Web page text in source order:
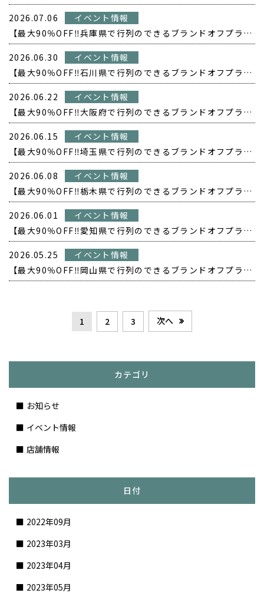
2026.07.06
イベント情報
【最大90％OFF‼️兵庫県で行列のできるブランドオフプライス POPUP開催❗️】
2026.06.30
イベント情報
【最大90％OFF‼️石川県で行列のできるブランドオフプライス POPUP開催❗️】
2026.06.22
イベント情報
【最大90％OFF‼️大阪府で行列のできるブランドオフプライス POPUP開催❗️】
2026.06.15
イベント情報
【最大90％OFF‼️埼玉県で行列のできるブランドオフプライス POPUP開催❗️】
2026.06.08
イベント情報
【最大90％OFF‼️栃木県で行列のできるブランドオフプライス POPUP開催❗️】
2026.06.01
イベント情報
【最大90％OFF‼️愛知県で行列のできるブランドオフプライス POPUP開催❗️】
2026.05.25
イベント情報
【最大90％OFF‼️岡山県で行列のできるブランドオフプライス POPUP開催❗️】
1 2 3 次へ
カテゴリ
お知らせ
イベント情報
店舗情報
日付
2022年09月
2023年03月
2023年04月
2023年05月